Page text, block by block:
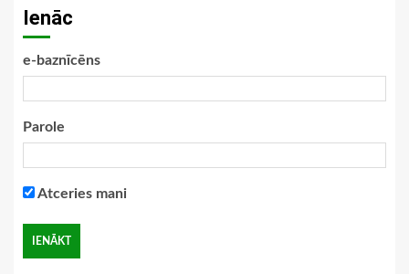
Ienāc
e-baznīcēns
Parole
Atceries mani